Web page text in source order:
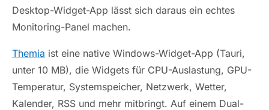
Desktop-Widget-App lässt sich daraus ein echtes
Monitoring-Panel machen.
Themia ist eine native Windows-Widget-App (Tauri,
unter 10 MB), die Widgets für CPU-Auslastung, GPU-
Temperatur, Systemspeicher, Netzwerk, Wetter,
Kalender, RSS und mehr mitbringt. Auf einem Dual-